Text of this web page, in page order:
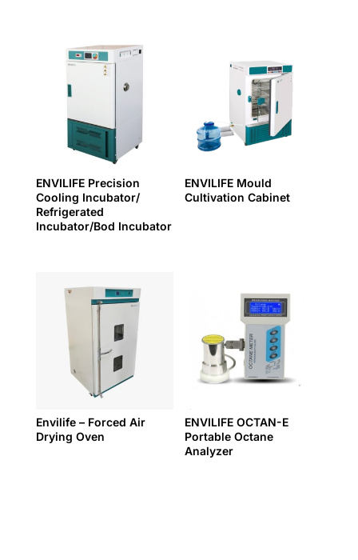
ENVILIFE Precision
Cooling Incubator/
Refrigerated
Incubator/Bod Incubator
ENVILIFE Mould
Cultivation Cabinet
Envilife – Forced Air
Drying Oven
ENVILIFE OCTAN-E
Portable Octane
Analyzer